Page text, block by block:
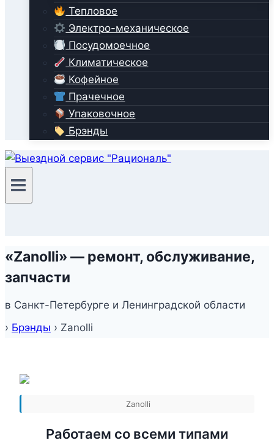
Тепловое
Электро-механическое
Посудомоечное
Климатическое
Кофейное
Прачечное
Упаковочное
Брэнды
«Zanolli» — ремонт, обслуживание,
запчасти
в Санкт-Петербурге и Ленинградской области
› Брэнды › Zanolli
Zanolli
Работаем со всеми типами